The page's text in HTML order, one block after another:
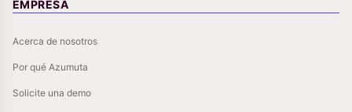
EMPRESA
Acerca de nosotros
Por qué Azumuta
Solicite una demo